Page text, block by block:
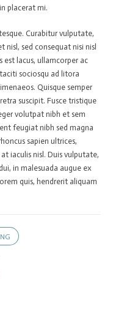
placerat mi.
Curabitur vulputate,
nisl, sed consequat nisi nisl
est lacus, ullamcorper ac
sociosqu ad litora
Quisque semper
suscipit. Fusce tristique
volutpat nibh et sem
feugiat nibh sed magna
sapien ultrices,
iaculis nisl. Duis vulputate,
in malesuada augue ex
quis, hendrerit aliquam